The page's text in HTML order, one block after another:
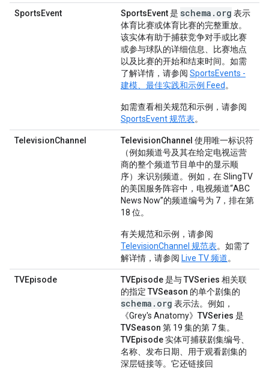
SportsEvent SportsEvent是 schema.org 表示
体育比赛或体育比赛的完整重放。
该实体有助于捕获竞争对手或比赛
或参与球队的详细信息、比赛地点
以及比赛的开始和结束时间。如需
了解详情，请参阅 SportsEvents -
建模、最佳实践和示例 Feed 。
如需查看相关规范和示例，请参阅
SportsEvent 规范表。
TelevisionChannel TelevisionChannel 使用唯一标识符
（例如频道号及其在给定电视运营
商的整个频道节目单中的显示顺
序）来识别频道。例如，在 SlingTV
的美国服务阵容中，电视频道“ABC
News Now”的频道编号为 7，排在第
18 位。
有关规范和示例，请参阅
TelevisionChannel 规范表。如需了
解详情，请参阅 Live TV 频道。
TVEpisode TVEpisode是与TVSeries 相关联
的指定 TVSeason 的单个剧集的
schema.org 表示法。例如，
《Grey's Anatomy》 TVSeries 是
TVSeason 第 19 集的第 7 集。
TVEpisode 实体可捕获剧集编号、
名称、发布日期、用于观看剧集的
深层链接等。它还链接回